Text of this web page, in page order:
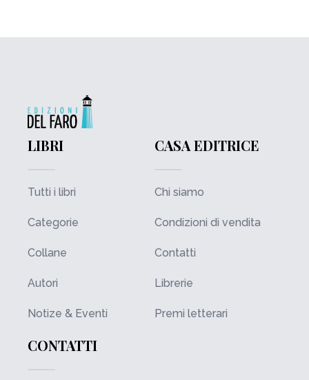
LIBRI
Tutti i libri
Categorie
Collane
Autori
Notize & Eventi
CASA EDITRICE
Chi siamo
Condizioni di vendita
Contatti
Librerie
Premi letterari
CONTATTI